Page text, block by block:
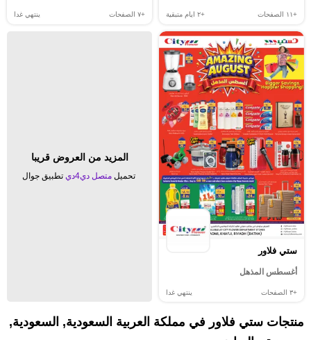
+١١ الصفحات +٢ ايام متبقية +٧ الصفحات ينتهي غدا
ستي فلاور
أغسطس المذهل
+٣ الصفحات ينتهي غدا
المزيد من العروض قريبا
تحميل متصل دي4دي تطبيق جوال
منتجات ستي فلاور في مملكة العربية السعودية, السعودية,